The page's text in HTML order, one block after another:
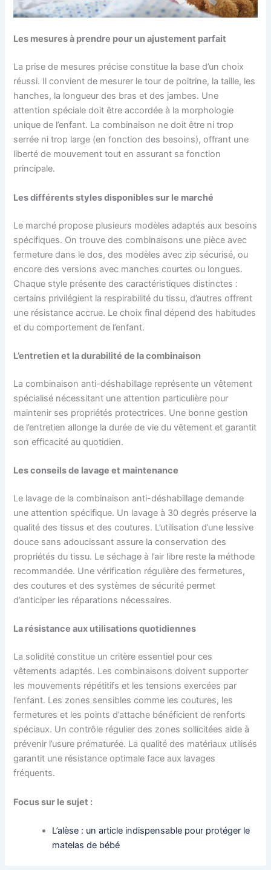
Les mesures à prendre pour un ajustement parfait
La prise de mesures précise constitue la base d’un choix
réussi. Il convient de mesurer le tour de poitrine, la taille, les
hanches, la longueur des bras et des jambes. Une
attention spéciale doit être accordée à la morphologie
unique de l’enfant. La combinaison ne doit être ni trop
serrée ni trop large (en fonction des besoins), offrant une
liberté de mouvement tout en assurant sa fonction
principale.
Les différents styles disponibles sur le marché
Le marché propose plusieurs modèles adaptés aux besoins
spécifiques. On trouve des combinaisons une pièce avec
fermeture dans le dos, des modèles avec zip sécurisé, ou
encore des versions avec manches courtes ou longues.
Chaque style présente des caractéristiques distinctes :
certains privilégient la respirabilité du tissu, d’autres offrent
une résistance accrue. Le choix final dépend des habitudes
et du comportement de l’enfant.
L’entretien et la durabilité de la combinaison
La combinaison anti-déshabillage représente un vêtement
spécialisé nécessitant une attention particulière pour
maintenir ses propriétés protectrices. Une bonne gestion
de l’entretien allonge la durée de vie du vêtement et garantit
son efficacité au quotidien.
Les conseils de lavage et maintenance
Le lavage de la combinaison anti-déshabillage demande
une attention spécifique. Un lavage à 30 degrés préserve la
qualité des tissus et des coutures. L’utilisation d’une lessive
douce sans adoucissant assure la conservation des
propriétés du tissu. Le séchage à l’air libre reste la méthode
recommandée. Une vérification régulière des fermetures,
des coutures et des systèmes de sécurité permet
d’anticiper les réparations nécessaires.
La résistance aux utilisations quotidiennes
La solidité constitue un critère essentiel pour ces
vêtements adaptés. Les combinaisons doivent supporter
les mouvements répétitifs et les tensions exercées par
l’enfant. Les zones sensibles comme les coutures, les
fermetures et les points d’attache bénéficient de renforts
spéciaux. Un contrôle régulier des zones sollicitées aide à
prévenir l’usure prématurée. La qualité des matériaux utilisés
garantit une résistance optimale face aux lavages
fréquents.
Focus sur le sujet :
L’alèse : un article indispensable pour protéger le
matelas de bébé